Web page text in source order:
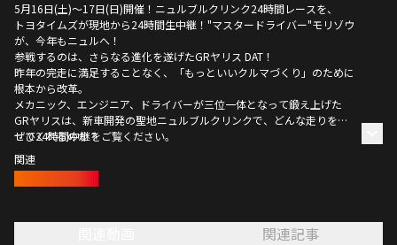
5月16日(土)〜17日(日)開催！ニュルブルクリンク24時間レースを、
トヨタイムズが現地から24時間生中継！"マスタードライバー"モリゾウ
が、今年もニュルへ！
参戦するのは、さらなる進化を遂げたGRヤリス DAT！
昨年の完走に満足することなく、「もっといいクルマづくり」のために
根本から改革。
メカニック、エンジニア、ドライバーが三位一体となって鍛え上げた
GRヤリスは、新車開発の聖地ニュルブルクリンクで、どんな走りを見
せてくれるのか？
ぜひ24時間中継をご覧ください。
関連
関連記事